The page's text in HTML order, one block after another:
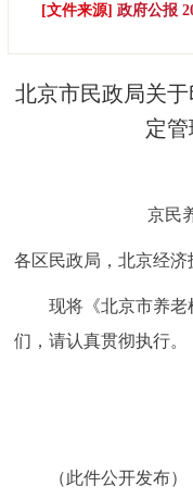
政策兑现
决策公开
便民服务
[文件来源] 政府公报
北京市民政局关
定
京民
各区民政局，北京经济
现将《北京市养老
们，请认真贯彻执行。
（此件公开发布）